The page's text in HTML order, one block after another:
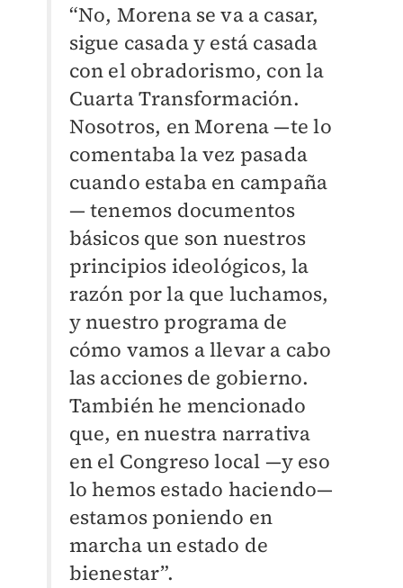
“No, Morena se va a casar,
sigue casada y está casada
con el obradorismo, con la
Cuarta Transformación.
Nosotros, en Morena —te lo
comentaba la vez pasada
cuando estaba en campaña
— tenemos documentos
básicos que son nuestros
principios ideológicos, la
razón por la que luchamos,
y nuestro programa de
cómo vamos a llevar a cabo
las acciones de gobierno.
También he mencionado
que, en nuestra narrativa
en el Congreso local —y eso
lo hemos estado haciendo—
estamos poniendo en
marcha un estado de
bienestar”.